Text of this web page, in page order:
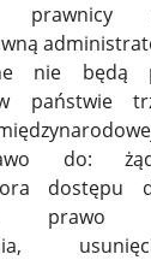
prawnicy
nie będą
państwie
do:
dostępu